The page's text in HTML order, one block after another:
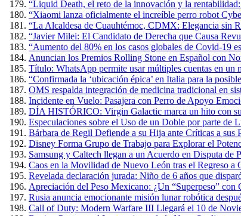
“Liquid Death, el reto de la innovación y la
“Xiaomi lanza oficialmente el increíble perro robot
“La Alcaldesa de Cuauhtémoc, CDMX: Elegancia sin
“Javier Milei: El Candidato de Derecha que Causa
“Aumento del 80% en los casos globales de Covid-19
Anuncian los Premios Rolling Stone en Español con
Título: WhatsApp permite usar múltiples cuentas en un
“Confirmada la ‘ubicación épica’ en Italia para la
OMS respalda integración de medicina tradicional en
Incidente en Vuelo: Pasajera con Perro de Apoyo
DÍA HISTÓRICO: Virgin Galactic marca un hito con
Especulaciones sobre el Uso de un Doble por parte de
Bárbara de Regil Defiende a su Hija ante Críticas a sus
Disney Forma Grupo de Trabajo para Explorar el
Samsung y Caltech llegan a un Acuerdo en Disputa de
Caos en la Movilidad de Nuevo León tras el Regreso a
Revelada declaración jurada: Niño de 6 años que
Apreciación del Peso Mexicano: ¿Un “Superpeso” con
Rusia anuncia emocionante misión lunar robótica
Call of Duty: Modern Warfare III Llegará el 10 de